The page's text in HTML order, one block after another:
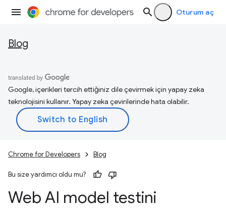
Oturum aç
Blog
Google, içerikleri tercih ettiğiniz dile çevirmek için yapay zeka
teknolojisini kullanır. Yapay zeka çevirilerinde hata olabilir.
Chrome for Developers Blog
Bu size yardımcı oldu mu?
Web AI model testini